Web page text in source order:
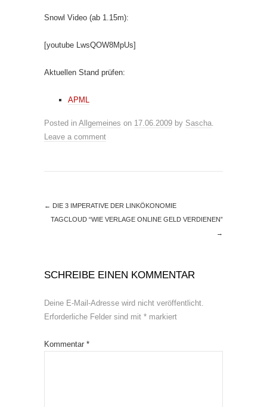
Snowl Video (ab 1.15m):
[youtube LwsQOW8MpUs]
Aktuellen Stand prüfen:
APML
Posted in Allgemeines on 17.06.2009 by Sascha.
Leave a comment
← DIE 3 IMPERATIVE DER LINKÖKONOMIE
TAGCLOUD “WIE VERLAGE ONLINE GELD VERDIENEN”
→
SCHREIBE EINEN KOMMENTAR
Deine E-Mail-Adresse wird nicht veröffentlicht.
Erforderliche Felder sind mit * markiert
Kommentar *